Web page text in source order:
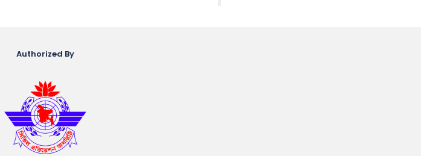
Authorized By